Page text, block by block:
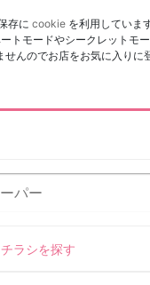
存に cookie を利用しています
トモードやシークレットモ
んのでお店をお気に入りに
ラシを探す